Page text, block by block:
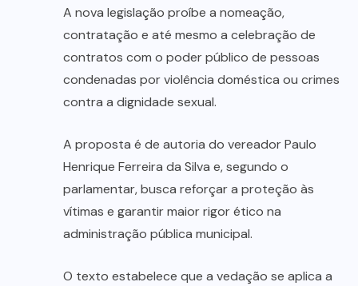
A nova legislação proíbe a nomeação,
contratação e até mesmo a celebração de
contratos com o poder público de pessoas
condenadas por violência doméstica ou crimes
contra a dignidade sexual.
A proposta é de autoria do vereador Paulo
Henrique Ferreira da Silva e, segundo o
parlamentar, busca reforçar a proteção às
vítimas e garantir maior rigor ético na
administração pública municipal.
O texto estabelece que a vedação se aplica a